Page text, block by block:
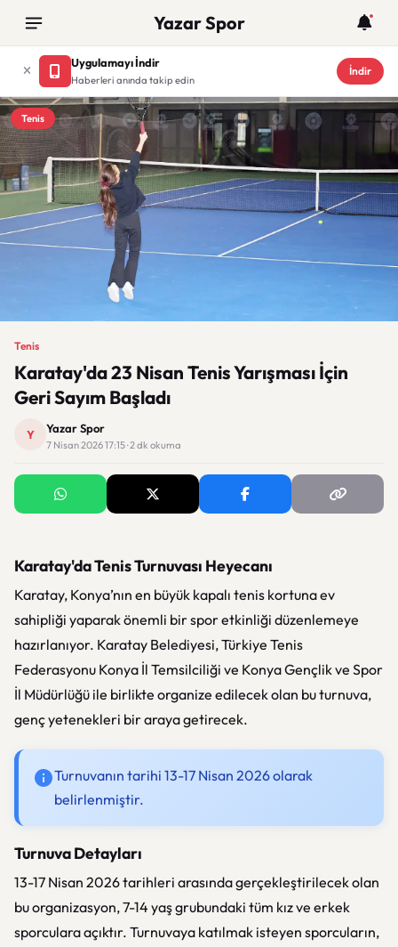
Yazar Spor
Uygulamayı İndir
Haberleri anında takip edin
İndir
Tenis
Tenis
Karatay'da 23 Nisan Tenis Yarışması İçin
Geri Sayım Başladı
Y Yazar Spor
7 Nisan 2026 17:15 · 2 dk okuma
Karatay'da Tenis Turnuvası Heyecanı
Karatay, Konya’nın en büyük kapalı tenis kortuna ev
sahipliği yaparak önemli bir spor etkinliği düzenlemeye
hazırlanıyor. Karatay Belediyesi, Türkiye Tenis
Federasyonu Konya İl Temsilciliği ve Konya Gençlik ve Spor
İl Müdürlüğü ile birlikte organize edilecek olan bu turnuva,
genç yetenekleri bir araya getirecek.
Turnuvanın tarihi 13-17 Nisan 2026 olarak
belirlenmiştir.
Turnuva Detayları
13-17 Nisan 2026 tarihleri arasında gerçekleştirilecek olan
bu organizasyon, 7-14 yaş grubundaki tüm kız ve erkek
sporculara açıktır. Turnuvaya katılmak isteyen sporcuların,